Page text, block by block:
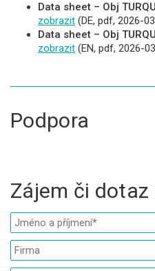
Data sheet – Obj
zobrazit (DE, pdf, 2026-
Data sheet – Obj
zobrazit (EN, pdf, 2026-
Podpora
Zájem či